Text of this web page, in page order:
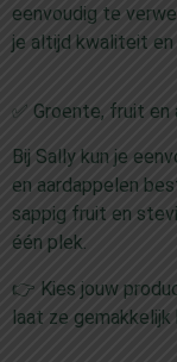
eenvoudig te
je altijd kwaliteit en
✅ Groente, fruit en
Bij Sally kun je
en aardappelen
sappig fruit en
één plek.
👉 Kies jouw
laat ze gemakkelijk